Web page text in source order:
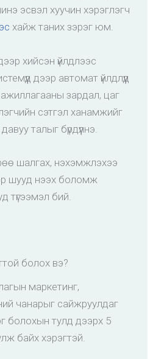
эсвэл хуучин хэрэглэгч
хайж таних зэрэг юм.
хийсэн үйлдлээс
дээр автомат үйлдлүүд
ажиллагааны зардал, цаг
сэтгэл ханамжийг
талыг бүрдүүлнэ.
шалгах, нэхэмжлэхээ
шууд нээх боломж
түгээмэл бий.
болох вэ?
маркетинг,
чанарыг сайжруулдаг
болохын тулд дээрх 5
байх хэрэгтэй.